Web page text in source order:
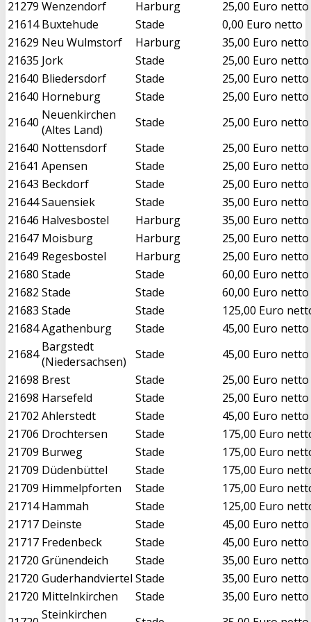
21279 Wenzendorf Harburg
25,00 Euro netto
21614 Buxtehude Stade
0,00 Euro netto
21629 Neu Wulmstorf Harburg
35,00 Euro netto
21635 Jork Stade
25,00 Euro netto
21640 Bliedersdorf Stade
25,00 Euro netto
21640 Horneburg Stade
25,00 Euro netto
21640 Neuenkirchen
(Altes Land)
Stade
25,00 Euro netto
21640 Nottensdorf Stade
25,00 Euro netto
21641 Apensen Stade
25,00 Euro netto
21643 Beckdorf Stade
25,00 Euro netto
21644Sauensiek Stade
35,00 Euro netto
21646 Halvesbostel Harburg
35,00 Euro netto
21647 Moisburg Harburg
25,00 Euro netto
21649 Regesbostel Harburg
25,00 Euro netto
21680 Stade Stade
60,00 Euro netto
21682 Stade Stade
60,00 Euro netto
21683 Stade Stade
125,00 Euro
21684Agathenburg Stade
45,00 Euro netto
21684 Bargstedt
(Niedersachsen)
Stade
45,00 Euro netto
21698 Brest Stade
25,00 Euro netto
21698 Harsefeld Stade
25,00 Euro netto
21702 Ahlerstedt Stade
45,00 Euro netto
21706 Drochtersen Stade
175,00 Euro
21709 Burweg Stade
175,00 Euro
21709 Düdenbüttel Stade
175,00 Euro
21709 Himmelpforten Stade
175,00 Euro
21714 Hammah Stade
125,00 Euro
21717 Deinste Stade
45,00 Euro netto
21717 Fredenbeck Stade
45,00 Euro netto
21720 Grünendeich Stade
35,00 Euro netto
21720 Guderhandviertel Stade
35,00 Euro netto
21720 Mittelnkirchen Stade
35,00 Euro netto
Steinkirchen